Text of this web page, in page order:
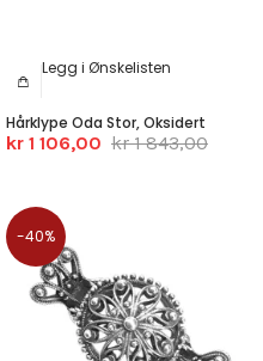
Legg i Ønskelisten
Hårklype Oda Stor, Oksidert
kr 1 106,00 kr 1 843,00
-40%